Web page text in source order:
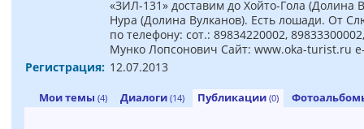
«ЗИЛ-131» доставим до Хойто-Гола (Долина
Нура (Долина Вулканов). Есть лошади. От
по телефону: сот.: 89834220002,
Мунко Лопсонович Сайт: www.oka-turist.ru
Регистрация: 12.07.2013
Мои темы (4) Диалоги (14) Публикации (0)